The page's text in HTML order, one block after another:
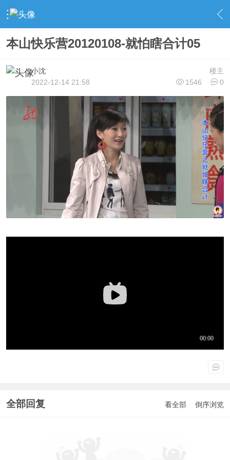
› ◆玫 玫 专 区◆ › ｜∶玫 玫 影 音∶｜ › 内容
本山快乐营20120108-就怕瞎合计05
楼主
小沈
1546
0
2022-12-14 21:58
全部回复 看全部 倒序浏览